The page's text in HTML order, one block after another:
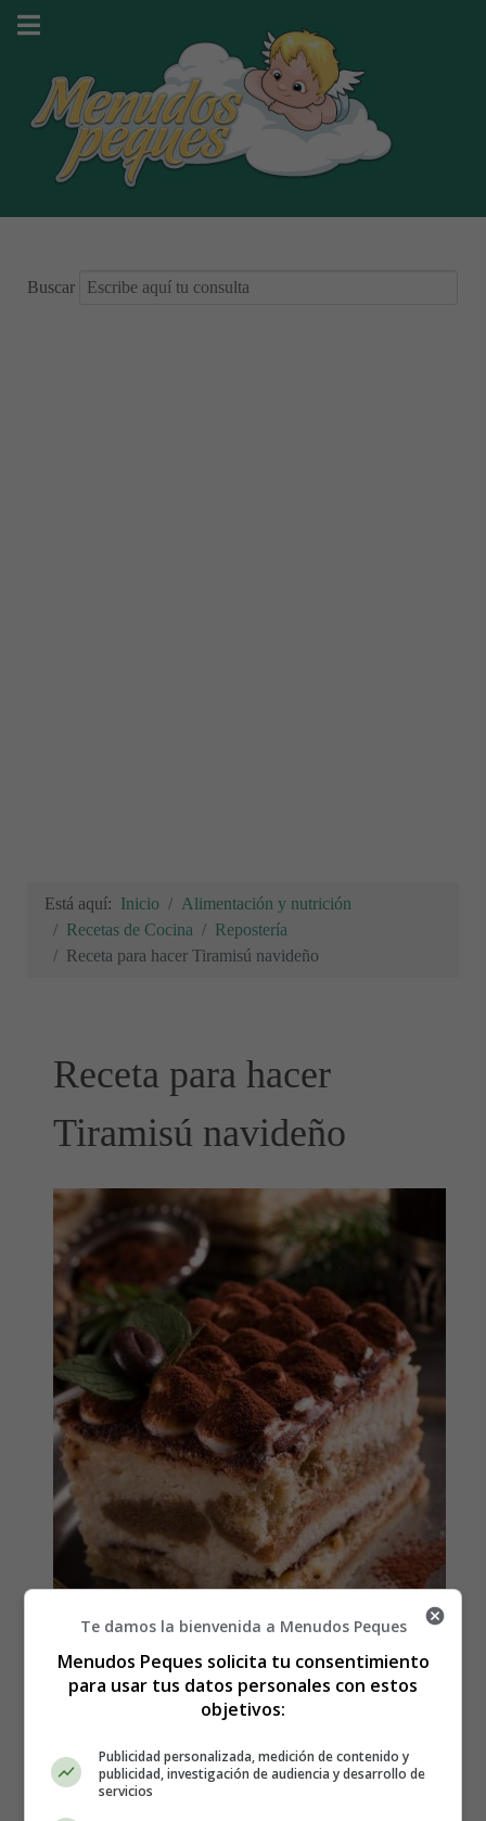
Buscar
Está aquí: Inicio
Alimentación y nutrición
Recetas de Cocina
Repostería
Receta para hacer Tiramisú navideño
Receta para hacer
Tiramisú navideño
Cómo hacer Tiramisú de
navidad - Recetas Caseras
Te damos la bienvenida a Menudos Peques
Menudos Peques solicita tu consentimiento
para usar tus datos personales con estos
objetivos:
Publicidad personalizada, medición de contenido y
publicidad, investigación de audiencia y desarrollo de
servicios